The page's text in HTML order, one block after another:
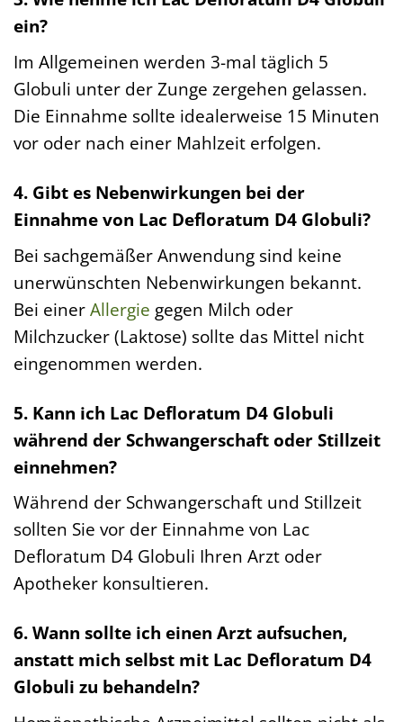
ein?
Im Allgemeinen werden 3-mal täglich 5
Globuli unter der Zunge zergehen gelassen.
Die Einnahme sollte idealerweise 15 Minuten
vor oder nach einer Mahlzeit erfolgen.
4. Gibt es Nebenwirkungen bei der
Einnahme von Lac Defloratum D4 Globuli?
Bei sachgemäßer Anwendung sind keine
unerwünschten Nebenwirkungen bekannt.
Bei einerAllergie gegen Milch oder
Milchzucker (Laktose) sollte das Mittel nicht
eingenommen werden.
5. Kann ich Lac Defloratum D4 Globuli
während der Schwangerschaft oder Stillzeit
einnehmen?
Während der Schwangerschaft und Stillzeit
sollten Sie vor der Einnahme von Lac
Defloratum D4 Globuli Ihren Arzt oder
Apotheker konsultieren.
6. Wann sollte ich einen Arzt aufsuchen,
anstatt mich selbst mit Lac Defloratum D4
Globuli zu behandeln?